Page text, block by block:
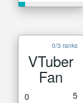
0/3 ranks
VTuber
Fan
0 5